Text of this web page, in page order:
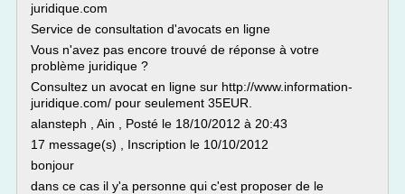
juridique.com
Service de consultation d'avocats en ligne
Vous n'avez pas encore trouvé de réponse à votre
problème juridique ?
Consultez un avocat en ligne sur http://www.information-
juridique.com/ pour seulement 35EUR.
alansteph , Ain , Posté le 18/10/2012 à 20:43
17 message(s) , Inscription le 10/10/2012
bonjour
dans ce cas il y'a personne qui c'est proposer de le